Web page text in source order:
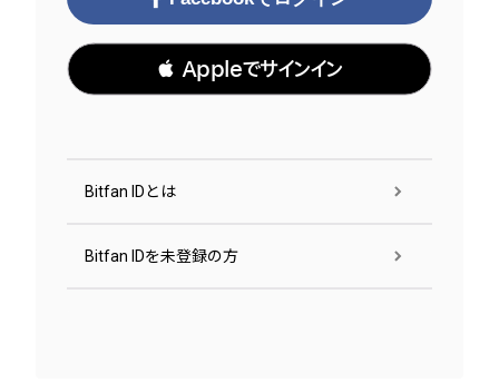
 Appleでサインイン
Bitfan IDとは
Bitfan IDを未登録の方